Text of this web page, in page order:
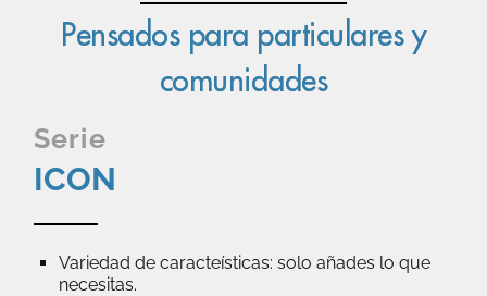
Pensados para particulares y
comunidades
Serie
ICON
Variedad de caracteísticas: solo añades lo que
necesitas.